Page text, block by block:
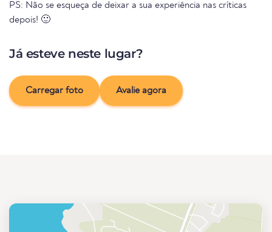
PS: Não se esqueça de deixar a sua experiência nas críticas
depois! 🙂
Já esteve neste lugar?
Carregar foto Avalie agora